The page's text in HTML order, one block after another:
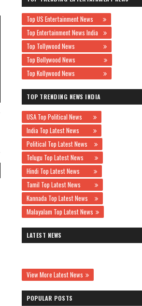
Top US Entertainment News
Top Entertainment News India
Top Tollywood News
Top Bollywood News
Top Kollywood News
TOP TRENDING NEWS INDIA
USA Top Political News
India Top Latest News
Political Top Latest News
Telugu Top Latest News
Hindi Top Latest News
Tamil Top Latest News
Kannada Top Latest News
Malayalam Top Latest News
LATEST NEWS
View More Latest News
POPULAR POSTS